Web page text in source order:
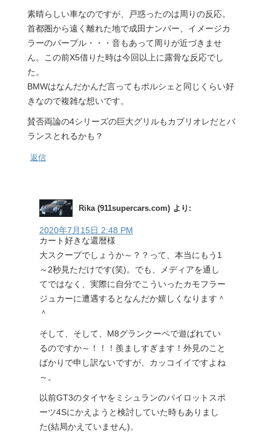
素晴らしい車なのですが、戸惑ったのは周りの反応。
首都圏から遠く離れた地で成田ナンバー、イメージカ
ラーのパープル・・・音もあって周りが近づきませ
ん。この前X5借りた時は今回以上に露骨な反応でし
た。
BMWはなんだかんだ言ってもポルシェと同じくらい好
きなので複雑な想いです。
賛否両論の4シリーズの巨大グリルもカブリオレだとバ
ランスとれるかも？
返信
Rika (911supercars.com) より:
2020年7月15日 2:48 PM
カート好きな還暦様
大スクープでしょうか～？？って、本当にもう1
～2秒見ただけです(笑)。でも、メディアを通し
てではなく、実際に自分でこういったカモフラー
ジュカーに遭遇するとなんだか嬉しくなります＾
＾
そして、そして、M8グランクーペで遊ばれてい
るのですか～！！！羨ましすぎます！外見のこと
ばかりで申し訳ないですが、カッコイイですよね
～。
以前GT3のタイヤをミシュランのパイロットスポ
ーツ4Sにかえようと検討していた時もありまし
た(結局かえていません)。